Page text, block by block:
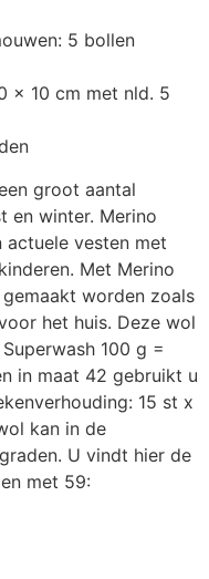
5 bollen
x 10 cm met nld. 5
groot aantal
en winter. Merino
vesten met
Met Merino
worden zoals
het huis. Deze wol
100 g =
in maat 42 gebruikt u
15 st x
kan in de
U vindt hier de
met 59: